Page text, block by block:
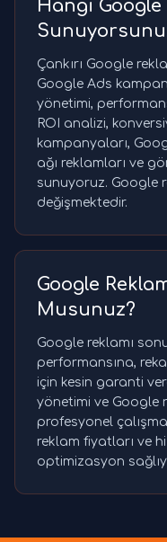
Hangi
Çankırı Google
Google Ads
yönetimi,
ROI analizi,
kampanyaları,
ağı reklamları ve
sunuyoruz. Google
değişmektedir.
Google
Musunuz?
Google reklamı
performansına,
için kesin garanti
yönetimi ve Google
profesyonel
reklam fiyatları ve
optimizasyon